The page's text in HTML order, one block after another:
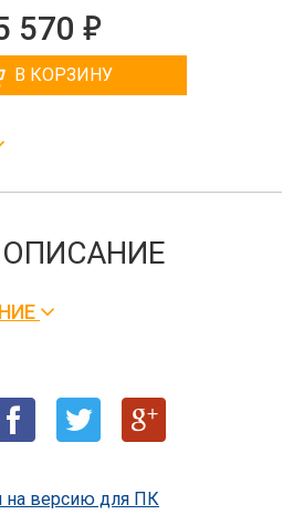
570 е
В КОРЗИНУ
на версию для ПК